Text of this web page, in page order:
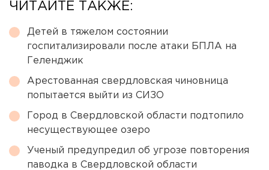
ЧИТАЙТЕ ТАКЖЕ:
Детей в тяжелом состоянии
госпитализировали после атаки БПЛА на
Геленджик
Арестованная свердловская чиновница
попытается выйти из СИЗО
Город в Свердловской области подтопило
несуществующее озеро
Ученый предупредил об угрозе повторения
паводка в Свердловской области